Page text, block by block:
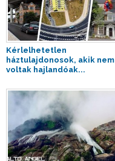
Kérlelhetetlen
háztulajdonosok, akik nem
voltak hajlandóak...